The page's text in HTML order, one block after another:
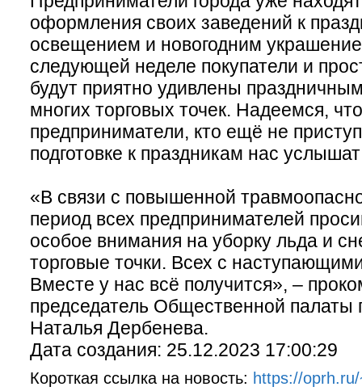
оформления своих заведений к
освещением и новогодним
следующей неделе покупатели и
будут приятно удивлены
многих торговых точек. Надеемся,
предприниматели, кто ещё не
подготовке к праздникам нас
«В связи с повышенной
период всех предпринимателей
особое внимания на уборку льда и
торговые точки. Всех с
Вместе у нас всё получится», –
председатель Общественной палаты
Наталья Дербенева.
Дата создания: 25.12.2023 17:00:29
Короткая ссылка на новость: https://